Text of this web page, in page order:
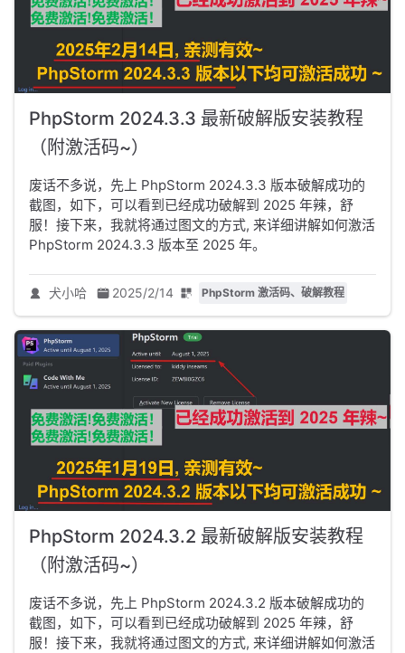
PhpStorm 2024.3.3 最新破解版安装教程
（附激活码~）
废话不多说，先上 PhpStorm 2024.3.3 版本破解成功的
截图，如下，可以看到已经成功破解到 2025 年辣，舒
服！接下来，我就将通过图文的方式, 来详细讲解如何激活
PhpStorm 2024.3.3 版本至 2025 年。
犬小哈 2025/2/14 PhpStorm 激活码、破解教程
PhpStorm 2024.3.2 最新破解版安装教程
（附激活码~）
废话不多说，先上 PhpStorm 2024.3.2 版本破解成功的
截图，如下，可以看到已经成功破解到 2025 年辣，舒
服！接下来，我就将通过图文的方式, 来详细讲解如何激活